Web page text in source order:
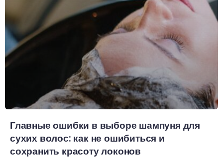
Главные ошибки в выборе шампуня для
сухих волос: как не ошибиться и
сохранить красоту локонов